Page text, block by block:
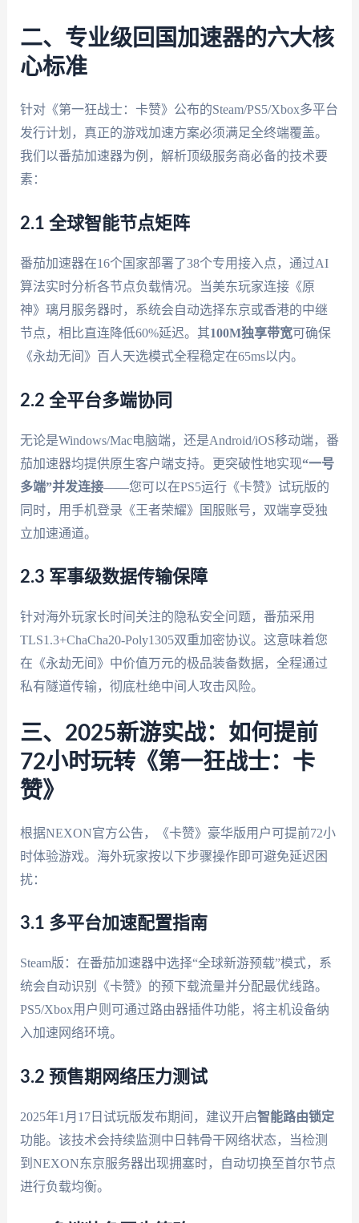
二、专业级回国加速器的六大核
心标准
针对《第一狂战士：卡赞》公布的Steam/PS5/Xbox多平台
发行计划，真正的游戏加速方案必须满足全终端覆盖。
我们以番茄加速器为例，解析顶级服务商必备的技术要
素：
2.1 全球智能节点矩阵
番茄加速器在16个国家部署了38个专用接入点，通过AI
算法实时分析各节点负载情况。当美东玩家连接《原
神》璃月服务器时，系统会自动选择东京或香港的中继
节点，相比直连降低60%延迟。其100M独享带宽可确保
《永劫无间》百人天选模式全程稳定在65ms以内。
2.2 全平台多端协同
无论是Windows/Mac电脑端，还是Android/iOS移动端，番
茄加速器均提供原生客户端支持。更突破性地实现“一号
多端”并发连接——您可以在PS5运行《卡赞》试玩版的
同时，用手机登录《王者荣耀》国服账号，双端享受独
立加速通道。
2.3 军事级数据传输保障
针对海外玩家长时间关注的隐私安全问题，番茄采用
TLS1.3+ChaCha20-Poly1305双重加密协议。这意味着您
在《永劫无间》中价值万元的极品装备数据，全程通过
私有隧道传输，彻底杜绝中间人攻击风险。
三、2025新游实战：如何提前
72小时玩转《第一狂战士：卡
赞》
根据NEXON官方公告，《卡赞》豪华版用户可提前72小
时体验游戏。海外玩家按以下步骤操作即可避免延迟困
扰：
3.1 多平台加速配置指南
Steam版：在番茄加速器中选择“全球新游预载”模式，系
统会自动识别《卡赞》的预下载流量并分配最优线路。
PS5/Xbox用户则可通过路由器插件功能，将主机设备纳
入加速网络环境。
3.2 预售期网络压力测试
2025年1月17日试玩版发布期间，建议开启智能路由锁定
功能。该技术会持续监测中日韩骨干网络状态，当检测
到NEXON东京服务器出现拥塞时，自动切换至首尔节点
进行负载均衡。